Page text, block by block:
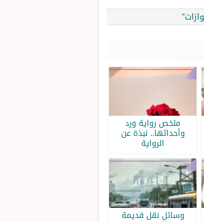
ملخص رواية ورد
وأحداثها.. نبذة عن
الرواية
وسائل نقل قديمة